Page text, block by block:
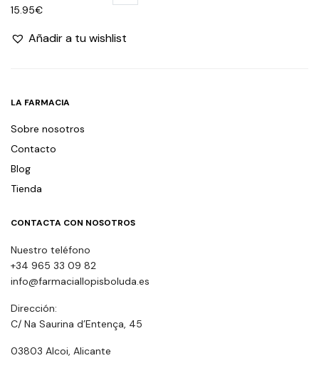
15.95€
Añadir a tu wishlist
LA FARMACIA
Sobre nosotros
Contacto
Blog
Tienda
CONTACTA CON NOSOTROS
Nuestro teléfono
+34 965 33 09 82
info@farmaciallopisboluda.es
Dirección:
C/ Na Saurina d’Entença, 45
03803 Alcoi, Alicante